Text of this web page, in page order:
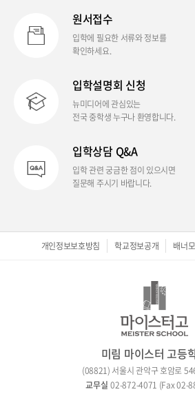
원서접수
입학에 필요한 서류와 정보를
확인하세요.
입학설명회 신청
뉴미디어에 관심있는
전국 중학생 누구나 환영합니다.
입학상담 Q&A
입학 관련 궁금한 점이 있으시면
질문해 주시기 바랍니다.
개인정보보호방침 학교정보공개 배너
미림 마이스터 고등
(08821) 서울시 관악구 호암로
02-872-4071 (Fax 02-